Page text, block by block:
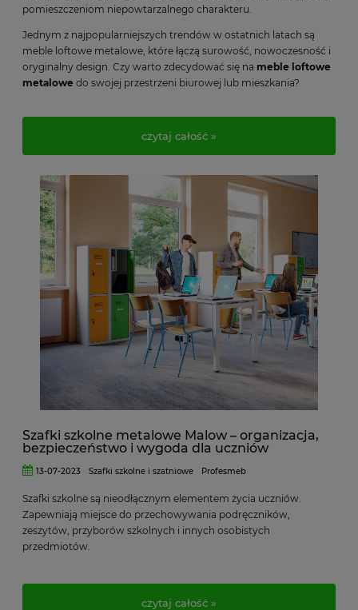
pomieszczeniom niepowtarzalnego charakteru.
Jednym z najpopularniejszych trendów w ostatnich latach są
meble loftowe metalowe, które łączą surowość, nowoczesność i
oryginalny design. Czy warto zdecydować się na meble loftowe
metalowe do swojej przestrzeni biurowej lub mieszkania?
czytaj całość »
Szafki szkolne metalowe Malow – organizacja,
bezpieczeństwo i wygoda dla uczniów
13-07-2023 Szafki szkolne i szatniowe Profesmeb
Szafki szkolne są nieodłącznym elementem życia uczniów.
Zapewniają miejsce do przechowywania podręczników,
zeszytów, przyborów szkolnych i innych osobistych
przedmiotów.
czytaj całość »